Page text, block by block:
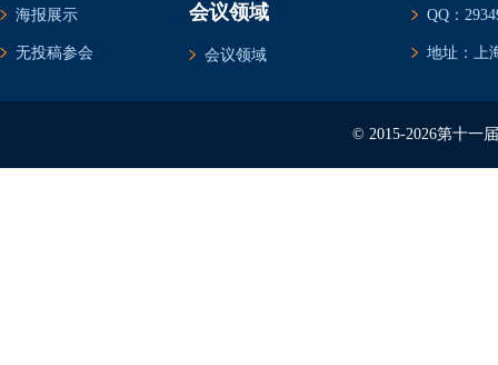
海报展示
无投稿参会
会议领域
会议领域
QQ：
地址：上
© 2015-2026第十一